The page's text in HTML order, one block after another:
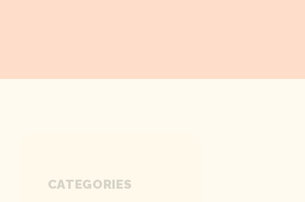
CATEGORIES